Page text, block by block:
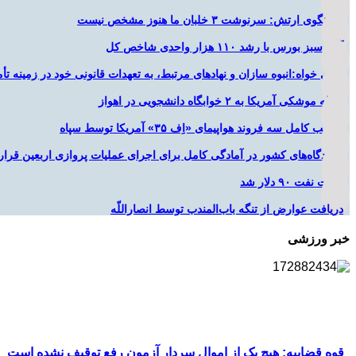
سخنگوی ارتش: سرنوشت ۳ خلبان ما هنوز مشخص نیست
آغاز سبز بورس با رشد ۱۱۰ هزار واحدی شاخص کل
یزدی خواه:انبوه سازان و نهادهای مرتبط، به تعهدات قانونی خود در زمینه
حمله موشکی آمریکا به ۲ خوابگاه دانشجویی در اهواز
تخریب کامل سه فروند هواپیمای «اِف ۳۵» آمریکا توسط سپاه
فرودگاه‌های کشور در آمادگی کامل برای اجرای عملیات پروازی اربعین قرار
قیمت نفت ۹۰ دلار شد
دریافت عوارض از تنگه باب‌المندب توسط انصاراللّه
خبر ورزشی
قوه قضاییه: هیچ یک از اموال سردار آزمون رفع توقیف نشده است